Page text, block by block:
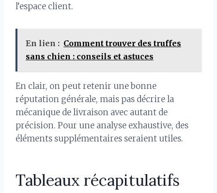
l’espace client.
En lien : Comment trouver des truffes
sans chien : conseils et astuces
En clair, on peut retenir une bonne
réputation générale, mais pas décrire la
mécanique de livraison avec autant de
précision. Pour une analyse exhaustive, des
éléments supplémentaires seraient utiles.
Tableaux récapitulatifs